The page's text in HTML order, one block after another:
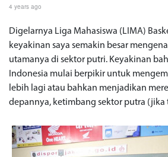
4 years ago
Digelarnya Liga Mahasiswa (LIMA)
keyakinan saya semakin besar
utamanya di sektor putri. Keyakinan
Indonesia mulai berpikir untuk
lebih lagi atau bahkan menjadikan
depannya, ketimbang sektor putra (jika